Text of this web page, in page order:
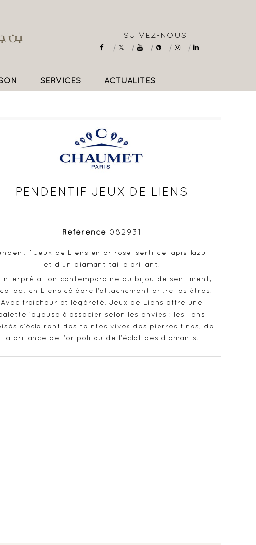
SUIVEZ-NOUS
SERVICES ACTUALITÉS
PENDENTIF JEUX DE LIENS
Référence 082931
Jeux de Liens en or rose, serti de lapis-lazuli
et d'un diamant taille brillant.
contemporaine du bijou de sentiment,
Liens célèbre l’attachement entre les êtres.
Avec fraîcheur et légèreté, Jeux de Liens offre une
joyeuse à associer selon les envies : les liens
s’éclairent des teintes vives des pierres fines, de
la brillance de l’or poli ou de l’éclat des diamants.